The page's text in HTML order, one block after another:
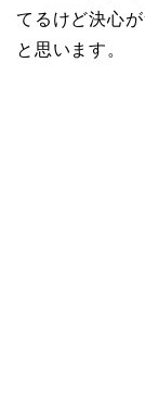
てるけど決心
と思います。